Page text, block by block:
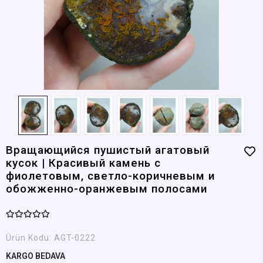
Вращающийся пушистый агатовый
кусок | Красивый камень с
фиолетовым, светло-коричневым и
обожженно-оранжевым полосами
Ürün Kodu: AGT-0222
KARGO BEDAVA